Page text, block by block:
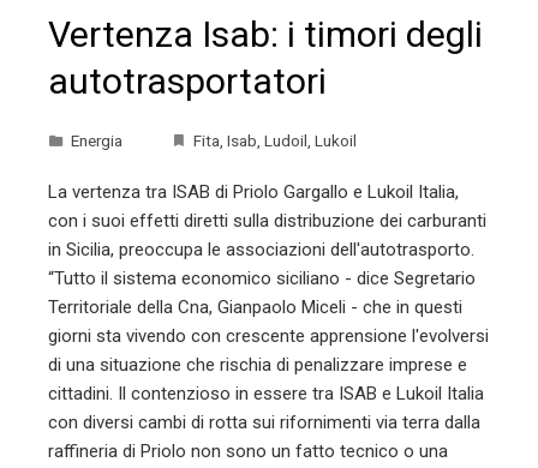
Vertenza Isab: i timori degli
autotrasportatori
Energia Fita Isab Ludoil Lukoil
La vertenza tra ISAB di Priolo Gargallo e Lukoil Italia,
con i suoi effetti diretti sulla distribuzione dei carburanti
in Sicilia, preoccupa le associazioni dell'autotrasporto.
“Tutto il sistema economico siciliano - dice Segretario
Territoriale della Cna, Gianpaolo Miceli - che in questi
giorni sta vivendo con crescente apprensione l'evolversi
di una situazione che rischia di penalizzare imprese e
cittadini. Il contenzioso in essere tra ISAB e Lukoil Italia
con diversi cambi di rotta sui rifornimenti via terra dalla
raffineria di Priolo non sono un fatto tecnico o una